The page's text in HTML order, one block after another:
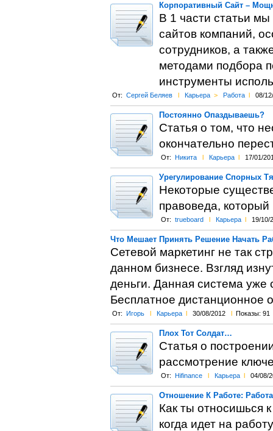
Корпоративный Сайт –
В 1 части статьи
сайтов компаний,
сотрудников, а
методами подбора
инструменты
От: Сергей Беляев l Карьера > Работа l 08/
Постоянно Опаздываешь?
Статья о том, что
окончательно
От: Никита l Карьера l 17/01/
Урегулирование Спорных
Некоторые
правоведа,
От: trueboard l Карьера l 19/10/
Что Мешает Принять Решение Начать
Сетевой маркетинг не так
данном бизнесе. Взгляд
деньги. Данная система уже
Бесплатное дистанционное
От: Игорь l Карьера l 30/08/2012 l Показы: 91
Плох Тот Солдат…
Статья о
рассмотрение
От: Hifinance l Карьера l 04/08/
Отношение К Работе:
Как ты относишься
когда идет на